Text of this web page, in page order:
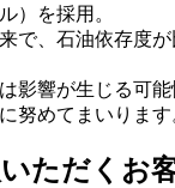
）を採用。
で、石油依存度
影響が生じる可能
努めてまいります
ただくお